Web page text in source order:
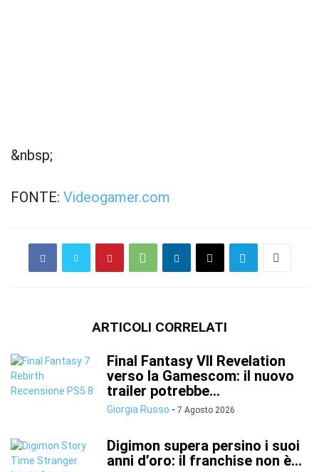
&nbsp;
FONTE: Videogamer.com
ARTICOLI CORRELATI
Final Fantasy VII Revelation
verso la Gamescom: il nuovo
trailer potrebbe...
Giorgia Russo - 7 Agosto 2026
Digimon supera persino i suoi
anni d’oro: il franchise non è...